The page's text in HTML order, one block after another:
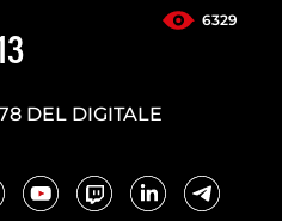
6329
DEL DIGITALE